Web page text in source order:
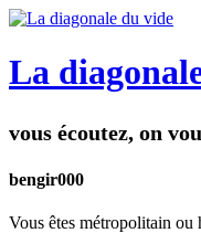
La
vous écoutez, on
bengir000
Vous êtes métropolitain ou